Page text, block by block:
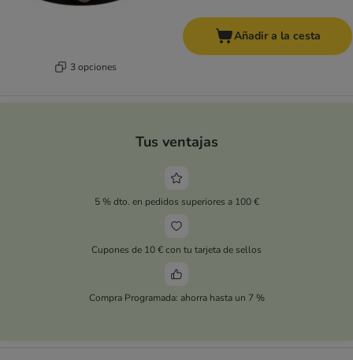
3 opciones
Añadir a la cesta
Tus ventajas
5 % dto. en pedidos superiores a 100 €
Cupones de 10 € con tu tarjeta de sellos
Compra Programada: ahorra hasta un 7 %